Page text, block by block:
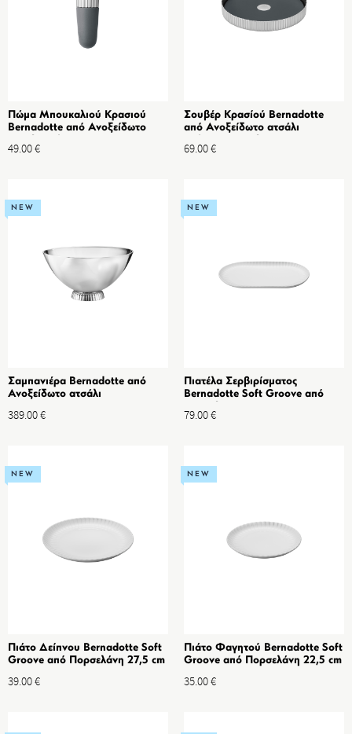
Πώμα Μπουκαλιού Κρασιού
Bernadotte από Ανοξείδωτο
Θερμοπλαστικό
49.00€
Σουβέρ Κρασίού Bernadotte
από Ανοξείδωτο ατσάλι
69.00€
NEW
Σαμπανιέρα Bernadotte από
Ανοξείδωτο ατσάλι
389.00€
NEW
Πιατέλα Σερβιρίσματος
Bernadotte Soft Groove από
79.00€
NEW
Πιάτο Δείπνου Bernadotte Soft
Groove από Πορσελάνη 27,5 cm
39.00€
NEW
Πιάτο Φαγητού Bernadotte Soft
Groove από Πορσελάνη 22,5 cm
35.00€